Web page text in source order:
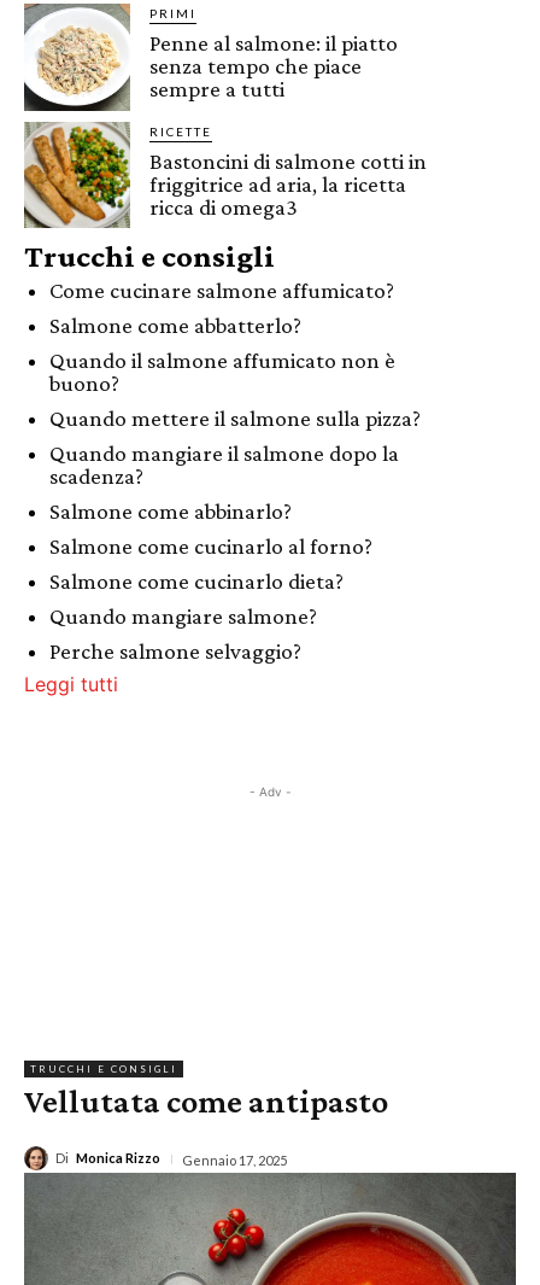
PRIMI
Penne al salmone: il piatto
senza tempo che piace
sempre a tutti
RICETTE
Bastoncini di salmone cotti in
friggitrice ad aria, la ricetta
ricca di omega3
Trucchi e consigli
Come cucinare salmone affumicato?
Salmone come abbatterlo?
Quando il salmone affumicato non è
buono?
Quando mettere il salmone sulla pizza?
Quando mangiare il salmone dopo la
scadenza?
Salmone come abbinarlo?
Salmone come cucinarlo al forno?
Salmone come cucinarlo dieta?
Quando mangiare salmone?
Perche salmone selvaggio?
Leggi tutti
- Adv -